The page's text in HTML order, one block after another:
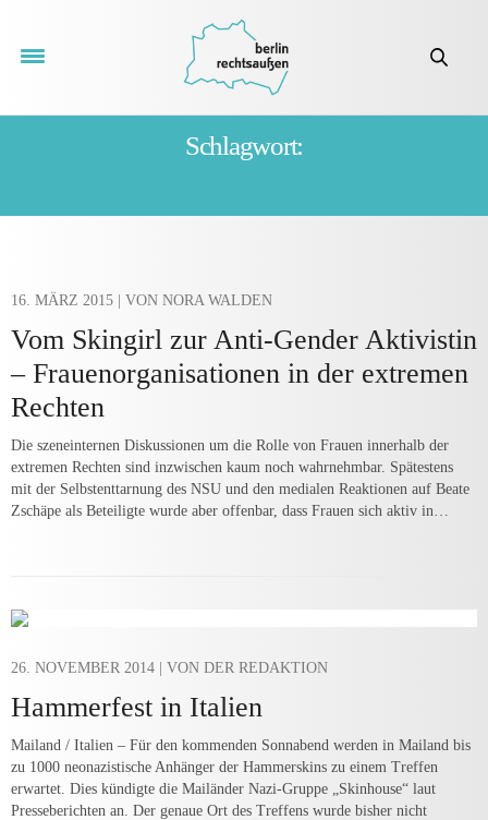
Schlagwort:
16. MÄRZ 2015 | VON NORA WALDEN
Vom Skingirl zur Anti-Gender Aktivistin
– Frauenorganisationen in der extremen
Rechten
Die szeneinternen Diskussionen um die Rolle von Frauen innerhalb der
extremen Rechten sind inzwischen kaum noch wahrnehmbar. Spätestens
mit der Selbstenttarnung des NSU und den medialen Reaktionen auf Beate
Zschäpe als Beteiligte wurde aber offenbar, dass Frauen sich aktiv in…
26. NOVEMBER 2014 | VON DER REDAKTION
Hammerfest in Italien
Mailand / Italien – Für den kommenden Sonnabend werden in Mailand bis
zu 1000 neonazistische Anhänger der Hammerskins zu einem Treffen
erwartet. Dies kündigte die Mailänder Nazi-Gruppe „Skinhouse“ laut
Presseberichten an. Der genaue Ort des Treffens wurde bisher nicht